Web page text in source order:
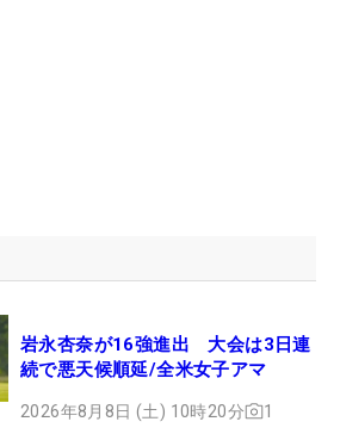
岩永杏奈が16強進出 大会は3日連
続で悪天候順延/全米女子アマ
2026年8月8日 (土) 10時20分 1